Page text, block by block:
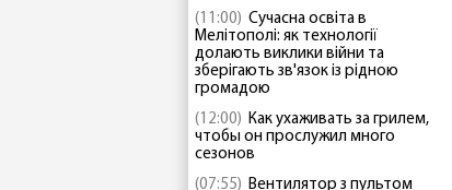
(11:00) Сучасна освіта в
Мелітополі: як технології
долають виклики війни та
зберігають зв'язок із рідною
громадою
(12:00) Как ухаживать за грилем,
чтобы он прослужил много
сезонов
(07:55) Вентилятор з пультом